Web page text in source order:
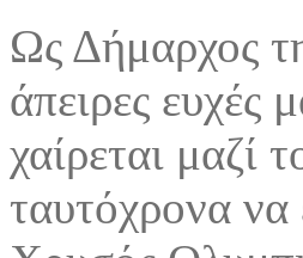
Ως Δήμαρχος
άπειρες ευχές
χαίρεται μαζί
ταυτόχρονα να